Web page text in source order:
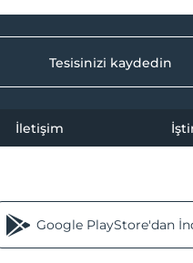
Tesisinizi kaydedin
İletişim
Google PlayStore'dan